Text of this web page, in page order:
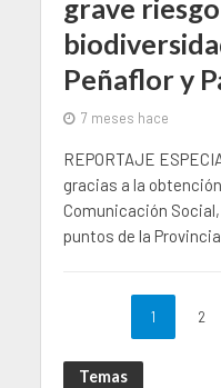
grave
Peñaflor y
7 meses hace
REPORTAJE
gracias a la
Comunicación
puntos de la
1 2
Temas